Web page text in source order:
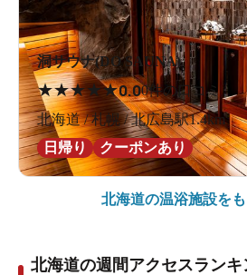
洞サウナ(DO SAUNA)
★★★★★0.00件の口コミ
北海道 / 札幌 / 北広島駅1.4km
日帰り
クーポンあり
北海道の温浴施設を
北海道の週間アクセスランキ